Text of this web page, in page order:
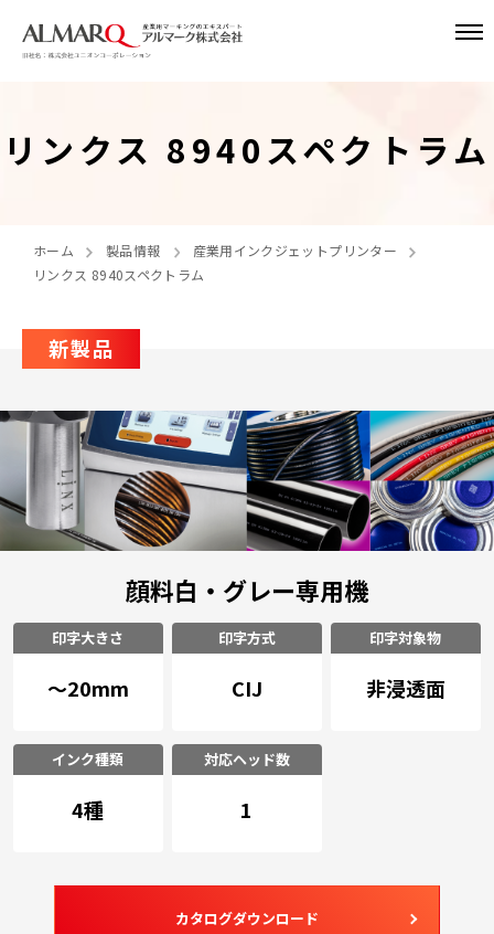
リンクス 8940スペクトラム
ホーム 製品情報
産業用インクジェットプリンター
リンクス 8940スペクトラム
新製品
顔料白・グレー専用機
印字大きさ
～20mm
印字方式
CIJ
印字対象物
非浸透面
インク種類
4種
対応ヘッド数
1
カタログダウンロード